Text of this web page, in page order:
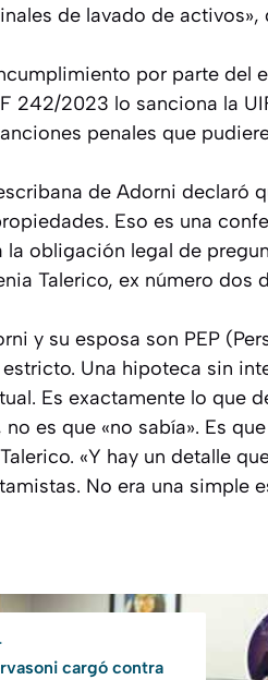
de lavado de
por parte del
242/2023 lo sanciona la
penales que
de Adorni declaró
Eso es una
la obligación legal de
Talerico, ex número dos
y su esposa son PEP
Una hipoteca sin
Es exactamente lo que
no es que «no sabía». Es
«Y hay un detalle
No era una simple
cargó contra